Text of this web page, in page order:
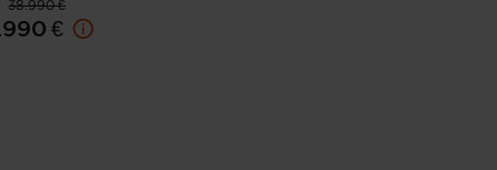
38.990 €
€